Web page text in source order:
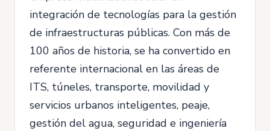
integración de tecnologías para la gestión
de infraestructuras públicas. Con más de
100 años de historia, se ha convertido en
referente internacional en las áreas de
ITS, túneles, transporte, movilidad y
servicios urbanos inteligentes, peaje,
gestión del agua, seguridad e ingeniería